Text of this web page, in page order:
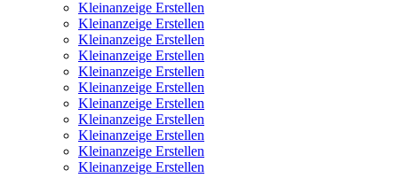
Kleinanzeige Erstellen
Kleinanzeige Erstellen
Kleinanzeige Erstellen
Kleinanzeige Erstellen
Kleinanzeige Erstellen
Kleinanzeige Erstellen
Kleinanzeige Erstellen
Kleinanzeige Erstellen
Kleinanzeige Erstellen
Kleinanzeige Erstellen
Kleinanzeige Erstellen